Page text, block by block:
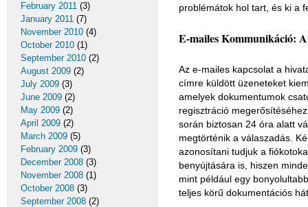
problémátok hol tart, és ki a
E-mailes Kommunikáció: A
Az e-mailes kapcsolat a
címre küldött üzeneteket
amelyek dokumentumok
regisztráció
során biztosan 24 óra alatt
megtörténik a válaszadás.
azonosítani tudjuk a
benyújtására is, hiszen
mint például egy
teljes körű dokumentációs
February 2011 (3)
January 2011 (7)
November 2010 (4)
October 2010 (1)
September 2010 (2)
August 2009 (2)
July 2009 (3)
June 2009 (2)
May 2009 (2)
April 2009 (2)
March 2009 (5)
February 2009 (3)
December 2008 (3)
November 2008 (1)
October 2008 (3)
September 2008 (2)